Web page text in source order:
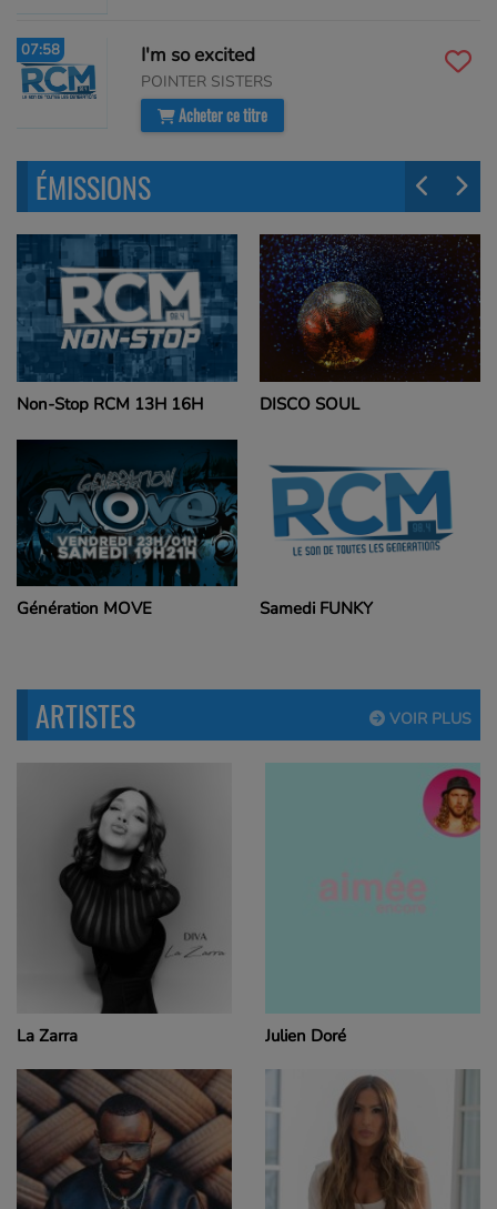
07:58 I'm so excited
POINTER SISTERS
Acheter ce titre
ÉMISSIONS
Non-Stop RCM 13H 16H
Génération MOVE
DISCO SOUL
Samedi FUNKY
VOIR PLUS
ARTISTES
La Zarra Julien Doré